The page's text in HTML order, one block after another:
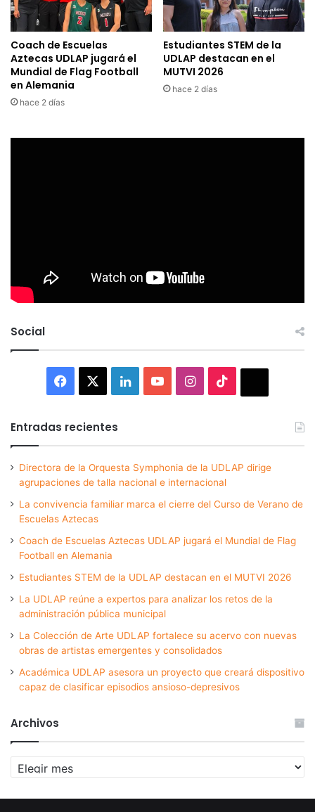
Coach de Escuelas
Aztecas UDLAP jugará el
Mundial de Flag Football
en Alemania
hace 2 días
Estudiantes STEM de la
UDLAP destacan en el
MUTVI 2026
hace 2 días
Social
Facebook LinkedInYouTubeInstagram
Entradas recientes
Directora de la Orquesta Symphonia de la UDLAP dirige
agrupaciones de talla nacional e internacional
La convivencia familiar marca el cierre del Curso de Verano de
Escuelas Aztecas
Coach de Escuelas Aztecas UDLAP jugará el Mundial de Flag
Football en Alemania
Estudiantes STEM de la UDLAP destacan en el MUTVI 2026
La UDLAP reúne a expertos para analizar los retos de la
administración pública municipal
La Colección de Arte UDLAP fortalece su acervo con nuevas
obras de artistas emergentes y consolidados
Académica UDLAP asesora un proyecto que creará dispositivo
capaz de clasificar episodios ansioso-depresivos
Archivos
Archivos